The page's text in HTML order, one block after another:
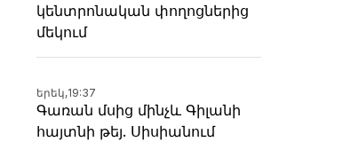
կենտրոնական փողոցներից
մեկում
երեկ,19:37
Գառան մսից մինչև Գիլանի
հայտնի թեյ. Սիսիանում